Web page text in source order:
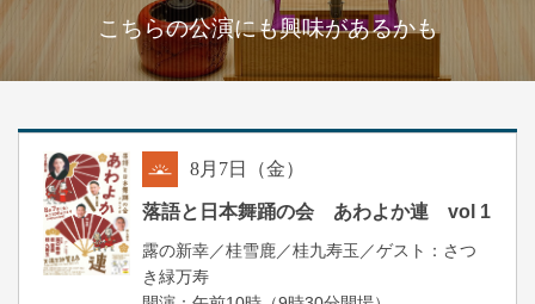
こちらの公演にも興味があるかも
8月 7日（金）
落語と日本舞踊の会 あわよか連 vol 1
露の新幸／桂雪鹿／桂九寿玉／ゲスト：さつ
き緑万寿